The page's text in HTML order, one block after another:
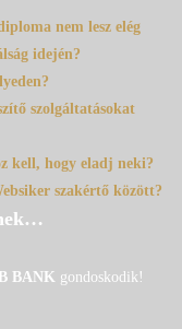
nem lesz elég
idején?
szolgáltatásokat
kell, hogy eladj neki?
szakértő között?
BANK gondoskodik!